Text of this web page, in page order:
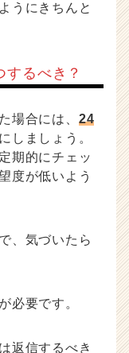
うにきちんと
るべき？
場合には、 24
しましょう。
期的にチェッ
度が低いよう
、気づいたら
必要です。
返信するべき